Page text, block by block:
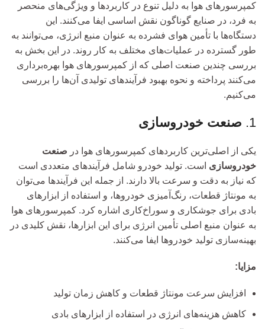
کمپرسورهای هوا به دلیل تنوع در کاربردها و ویژگی‌های منحصر
به فرد، در صنایع گوناگون نقش اساسی ایفا می‌کنند. این
دستگاه‌ها با تأمین هوای فشرده به عنوان منبع انرژی، می‌توانند به
طور گسترده در عملیات‌های مختلف به کار روند. در این بخش به
بررسی چندین صنعت اصلی که از کمپرسورهای هوا بهره‌برداری
می‌کنند پرداخته و نحوه بهبود فرآیندهای تولیدی آن‌ها را بررسی
می‌کنیم.
1. صنعت خودروسازی
یکی از اصلی‌ترین کاربردهای کمپرسورهای هوا در صنعت
خودروسازی است. تولید خودرو شامل فرآیندهای متعددی است
که نیاز به دقت و سرعت بالا دارند. از جمله این فرآیندها می‌توان
به مونتاژ قطعات، رنگ‌آمیزی خودروها، و استفاده از ابزارهای
بادی برای جوشکاری و سوراخ‌کاری اشاره کرد. کمپرسورهای هوا
به عنوان منبع اصلی تأمین انرژی برای این ابزارها، نقش کلیدی در
بهینه‌سازی تولید خودروها ایفا می‌کنند.
مزایا:
افزایش سرعت مونتاژ قطعات و کاهش زمان تولید
کاهش هزینه‌های انرژی در استفاده از ابزارهای بادی